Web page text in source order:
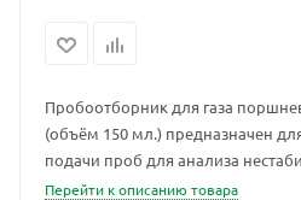
Пробоотборник для газа
(объём 150 мл.) предназначен
подачи проб для анализа
конденсата без разгазирования
Перейти к описанию товара